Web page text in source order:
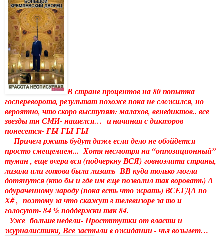
В стране процентов на 80 попытка
госпереворота, результат похоже пока не сложился, но
вероятно, что скоро выступят: малахов, венедиктов.. все
звезды тн СМИ- нашелся… и начиная с дикторов
понесется- ГЫ ГЫ ГЫ
Причем ржать будут даже если дело не обойдется
просто смещением... Хотя несмотря на “оппозиционный”
туман , еще вчера вся (подчеркну ВСЯ) говноэлита страны,
лизала или готова была лизать ВВ куда только могла
дотянутся (кто бы и где им еще позволил так воровать) А
одураченному народу (пока есть что жрать) ВСЕГДА по
Х# , поэтому за что скажут в телевизоре за то и
голосуют- 84 % поддержки так 84.
Уже больше недели- Проститутки от власти и
журналистики, Все застыли в ожидании - чья возьмет…